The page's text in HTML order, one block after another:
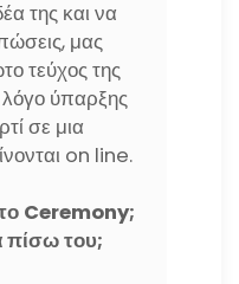
της και να
μας
τεύχος της
λόγο ύπαρξης
σε μια
on line.
Ceremony;
πίσω του;